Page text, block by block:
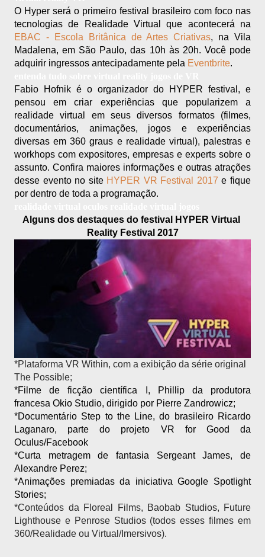
O Hyper será o primeiro festival brasileiro com foco nas
EBAC - Escola Britânica de Artes Criativas, na Vila
Madalena, em São Paulo, das 10h às 20h. Você pode
adquirir ingressos antecipadamente pela Eventbrite.
Fabio Hofnik é o organizador do HYPER festival, e
pensou em criar experiências que popularizem a
realidade virtual em seus diversos formatos (filmes,
documentários, animações, jogos e experiências
diversas em 360 graus e realidade virtual), palestras e
workhops com expositores, empresas e experts sobre o
assunto. Confira maiores informações e outras atrações
desse evento no site HYPER VR Festival 2017 e fique
por dentro de toda a programação.
Alguns dos destaques do festival HYPER Virtual
Reality Festival 2017
*Plataforma VR Within, com a exibição da série original
The Possible;
*Filme de ficção científica I, Phillip da produtora
francesa Okio Studio, dirigido por Pierre Zandrowicz;
*Documentário Step to the Line, do brasileiro Ricardo
Laganaro, parte do projeto VR for Good da
Oculus/Facebook
*Curta metragem de fantasia Sergeant James, de
Alexandre Perez;
*Animações premiadas da iniciativa Google Spotlight
Stories;
*Conteúdos da Floreal Films, Baobab Studios, Future
Lighthouse e Penrose Studios (todos esses filmes em
360/Realidade ou Virtual/Imersivos).